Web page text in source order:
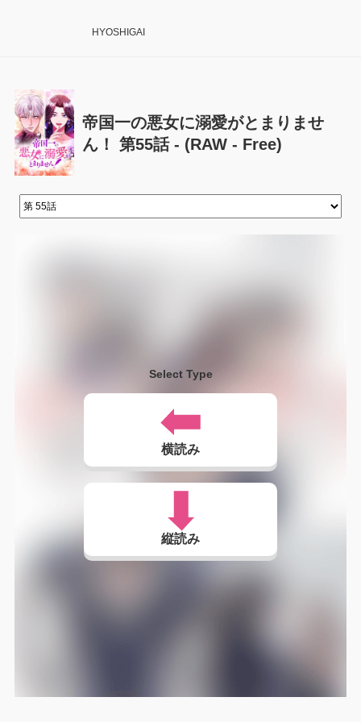
HYOSHIGAI
帝国一の悪女に溺愛がとまりませ
ん！ 第55話 - (RAW - Free)
Select Type
横読み
縦読み